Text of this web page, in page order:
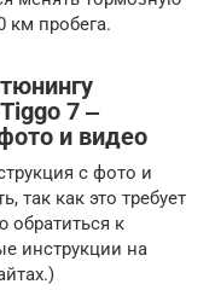
км пробега.
7 ‒
и видео
с фото и
так как это требует
обратиться к
инструкции на